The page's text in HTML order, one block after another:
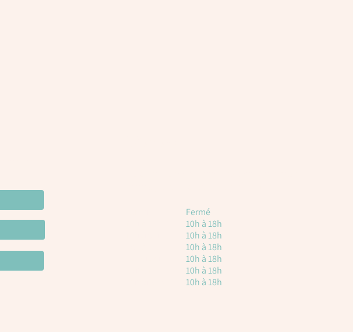
Fermé
10h à 18h
10h à 18h
10h à 18h
10h à 18h
10h à 18h
10h à 18h